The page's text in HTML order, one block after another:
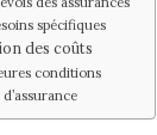
spécifiques
des coûts
conditions